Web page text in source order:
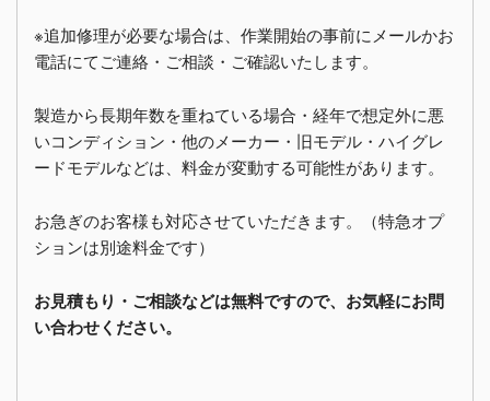
※追加修理が必要な場合は、作業開始の事前にメールかお
電話にてご連絡・ご相談・ご確認いたします。
製造から長期年数を重ねている場合・経年で想定外に悪
いコンディション・他のメーカー・旧モデル・ハイグレ
ードモデルなどは、料金が変動する可能性があります。
お急ぎのお客様も対応させていただきます。（特急オプ
ションは別途料金です）
お見積もり・ご相談などは無料ですので、お気軽にお問
い合わせください。